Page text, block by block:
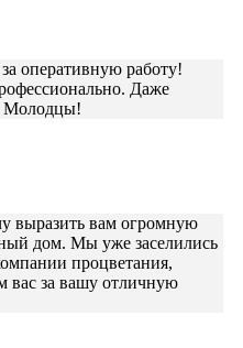
оперативную работу!
Даже
Молодцы!
выразить вам огромную
дом. Мы уже заселились
процветания,
вас за вашу отличную